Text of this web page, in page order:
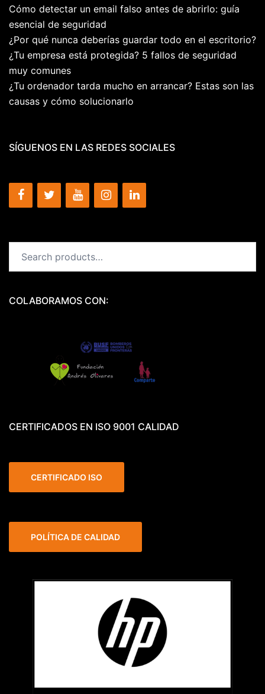
Cómo detectar un email falso antes de abrirlo: guía
esencial de seguridad
¿Por qué nunca deberías guardar todo en el escritorio?
¿Tu empresa está protegida? 5 fallos de seguridad
muy comunes
¿Tu ordenador tarda mucho en arrancar? Estas son las
causas y cómo solucionarlo
SÍGUENOS EN LAS REDES SOCIALES
for:
COLABORAMOS CON:
CERTIFICADOS EN ISO 9001 CALIDAD
CERTIFICADO ISO
POLÍTICA DE CALIDAD